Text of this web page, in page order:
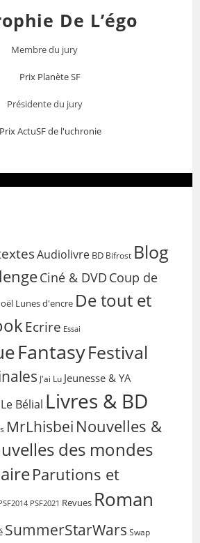
De L’égo
Membre du jury
Présidente du jury
Audiolivre BD Bifrost Blog
Ciné & DVD Coup de
Lunes d'encre De tout et
Ecrire Essai
FantasyFestival
J'ai Lu Jeunesse & YA
Le Bélial Livres & BD
MrLhisbei Nouvelles &
des mondes
Parutions et
PSF2021 Revues Roman
SummerStarWars Swap